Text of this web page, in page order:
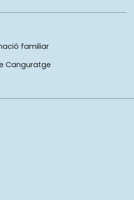
familiar
Canguratge